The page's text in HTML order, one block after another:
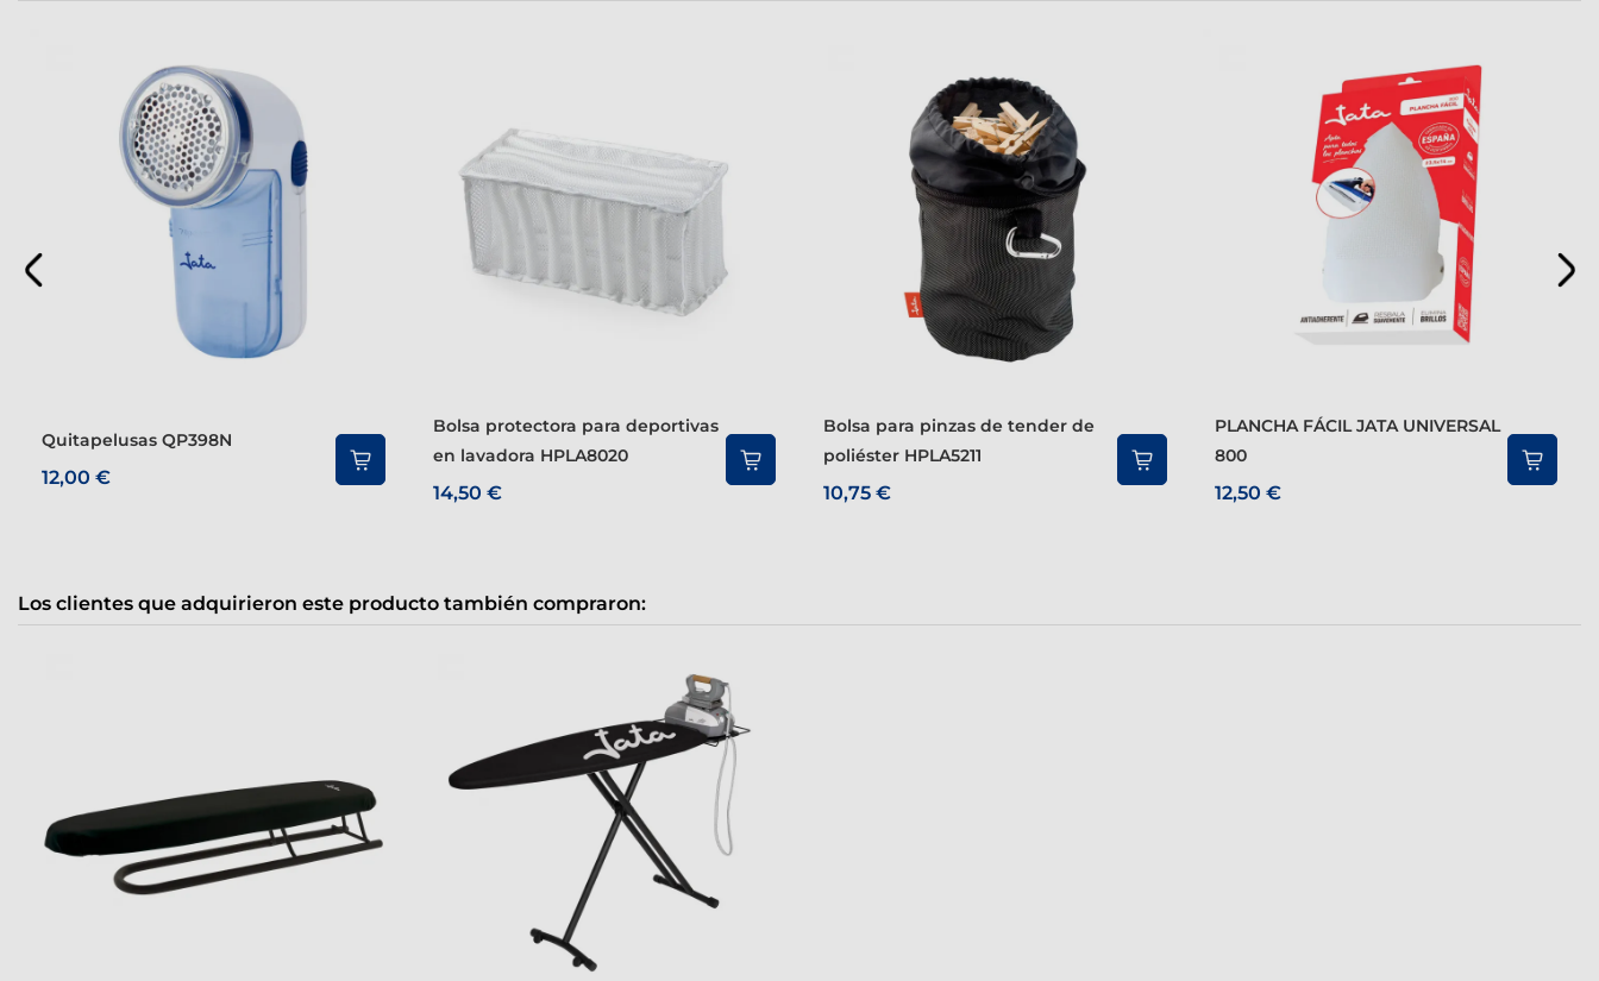
Quitapelusas QP398N
12,00 €
Bolsa protectora para deportivas
en lavadora HPLA8020
14,50 €
Bolsa para pinzas de tender de
poliéster HPLA5211
10,75 €
PLANCHA FÁCIL JATA UNIVERSAL
800
12,50 €
Los clientes que adquirieron este producto también compraron: